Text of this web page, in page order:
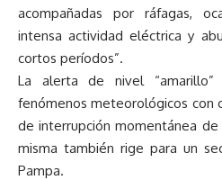
acompañadas por ráfagas,
intensa actividad eléctrica y
cortos períodos”.
La alerta de nivel
fenómenos meteorológicos con
de interrupción momentánea de
misma también rige para un
Pampa.